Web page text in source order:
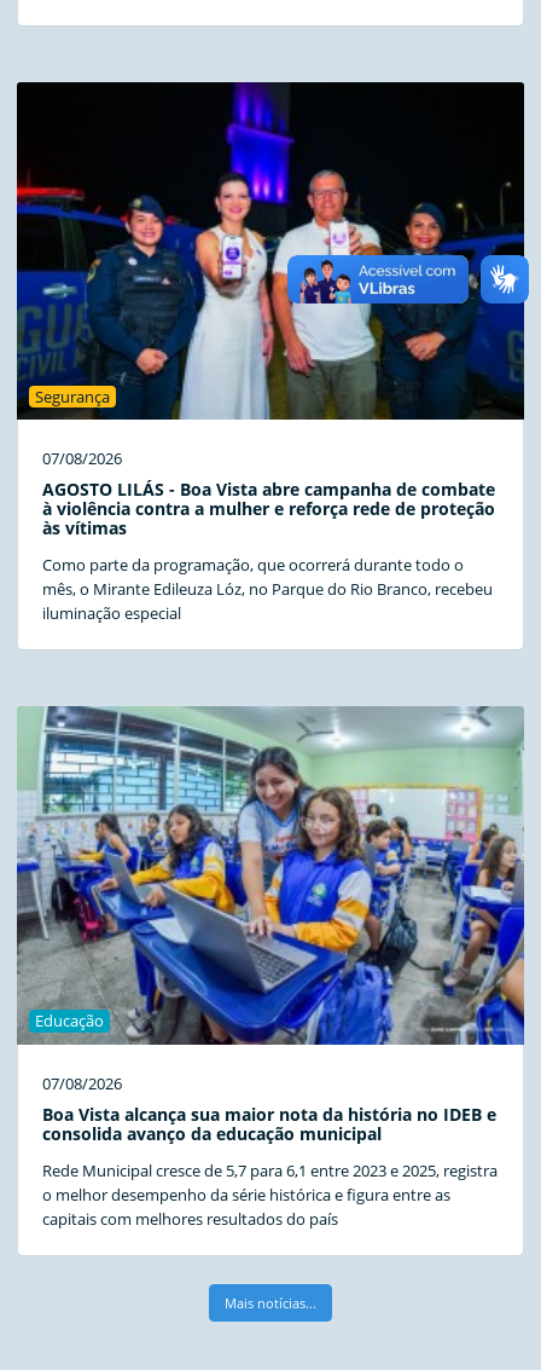
Segurança
07/08/2026
AGOSTO LILÁS - Boa Vista abre campanha de combate
à violência contra a mulher e reforça rede de proteção
às vítimas
Como parte da programação, que ocorrerá durante todo o
mês, o Mirante Edileuza Lóz, no Parque do Rio Branco, recebeu
iluminação especial
Educação
07/08/2026
Boa Vista alcança sua maior nota da história no IDEB e
consolida avanço da educação municipal
Rede Municipal cresce de 5,7 para 6,1 entre 2023 e 2025, registra
o melhor desempenho da série histórica e figura entre as
capitais com melhores resultados do país
Mais notícias...